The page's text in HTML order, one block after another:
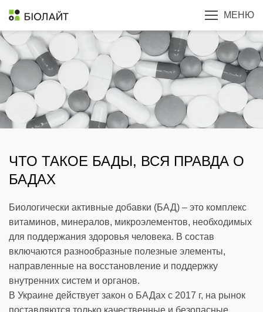
МЕНЮ
ЧТО ТАКОЕ БАДЫ, ВСЯ ПРАВДА О
БАДАХ
Биологически активные добавки (БАД) – это комплекс
витаминов, минералов, микроэлементов, необходимых
для поддержания здоровья человека. В состав
включаются разнообразные полезные элементы,
направленные на восстановление и поддержку
внутренних систем и органов.
В Украине действует закон о БАДах с 2017 г, на рынок